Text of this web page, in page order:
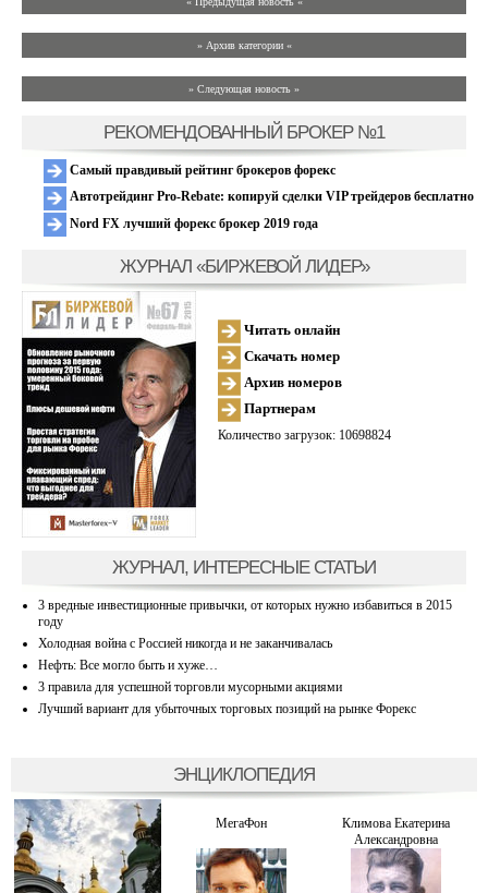
» Архив категории «
» Следующая новость »
РЕКОМЕНДОВАННЫЙ БРОКЕР №1
Самый правдивый рейтинг брокеров форекс
Автотрейдинг Pro-Rebate: копируй сделки VIP трейдеров бесплатно
Nord FX лучший форекс брокер 2019 года
ЖУРНАЛ «БИРЖЕВОЙ ЛИДЕР»
Читать онлайн
Скачать номер
Архив номеров
Партнерам
Количество загрузок: 10698824
ЖУРНАЛ, ИНТЕРЕСНЫЕ СТАТЬИ
3 вредные инвестиционные привычки, от которых нужно избавиться в 2015
году
Холодная война с Россией никогда и не заканчивалась
Нефть: Все могло быть и хуже…
3 правила для успешной торговли мусорными акциями
Лучший вариант для убыточных торговых позиций на рынке Форекс
ЭНЦИКЛОПЕДИЯ
МегаФон
Климова Екатерина
Александровна